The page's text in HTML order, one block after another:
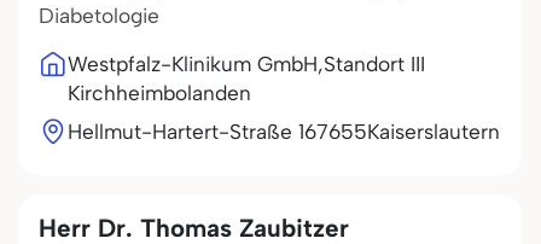
Diabetologie
Westpfalz-Klinikum GmbH,Standort III
Kirchheimbolanden
Hellmut-Hartert-Straße 167655Kaiserslautern
Herr Dr. Thomas Zaubitzer